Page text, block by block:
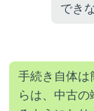
でき
手続き自体
らは、中古